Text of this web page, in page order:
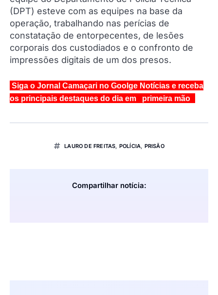
(DPT) esteve com as equipes na base da
operação, trabalhando nas perícias de
constatação de entorpecentes, de lesões
corporais dos custodiados e o confronto de
impressões digitais de um dos presos.
Siga o Jornal Camaçari no Goolge Notícias e receba
os principais destaques do dia em primeira mão
LAURO DE FREITAS POLÍCIA PRISÃO
Compartilhar notícia: